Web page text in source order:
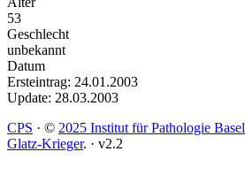
53
Geschlecht
unbekannt
Datum
Ersteintrag: 24.01.2003
Update: 28.03.2003
CPS · © 2025 Institut für Pathologie Basel
Glatz-Krieger. · v2.2